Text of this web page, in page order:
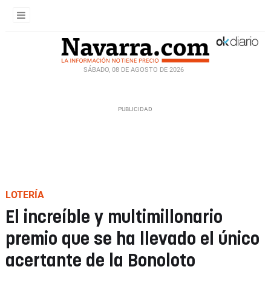
SÁBADO, 08 DE AGOSTO DE 2026
LOTERÍA
El increíble y multimillonario
premio que se ha llevado el único
acertante de la Bonoloto